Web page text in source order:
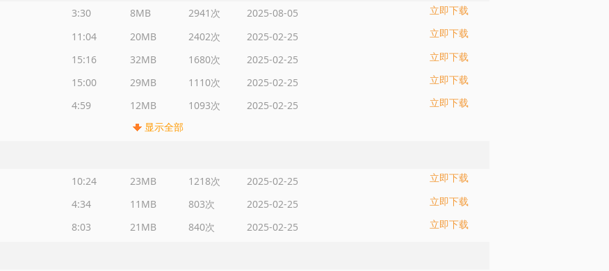
3:30 8MB 2941次 2025-08-05
立即下载
11:04 20MB 2402次 2025-02-25
立即下载
15:16 32MB 1680次 2025-02-25
立即下载
15:00 29MB 1110次 2025-02-25
立即下载
4:59 12MB 1093次 2025-02-25
立即下载
显示全部
10:24 23MB 1218次 2025-02-25
立即下载
4:34 11MB 803次 2025-02-25
立即下载
8:03 21MB 840次 2025-02-25 立即下载